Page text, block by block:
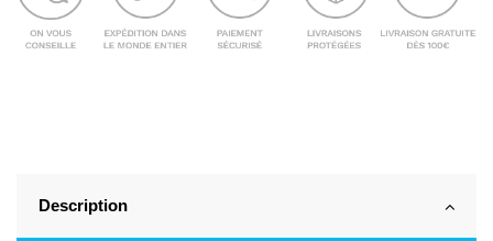
Description